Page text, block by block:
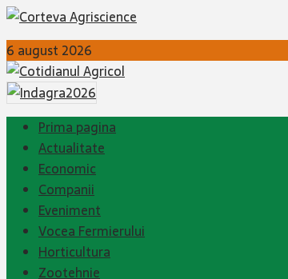
6 august 2026
Prima pagina
Actualitate
Economic
Companii
Eveniment
Vocea Fermierului
Horticultura
Zootehnie